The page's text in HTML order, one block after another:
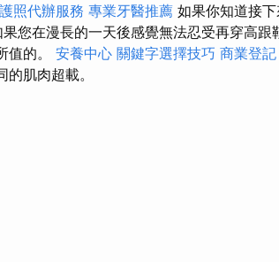
照代辦服務 專業牙醫推薦 如果你知道接
果您在漫長的一天後感覺無法忍受再穿高跟
值的。 安養中心 關鍵字選擇技巧 商業登記
肌肉超載。